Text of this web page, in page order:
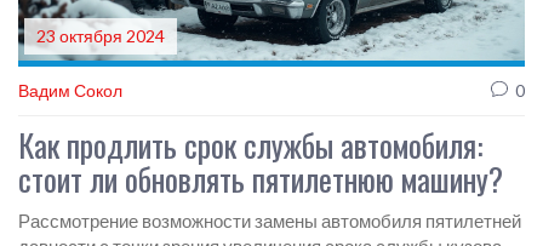
23 октября 2024
Вадим Сокол 0
Как продлить срок службы автомобиля:
стоит ли обновлять пятилетнюю машину?
Рассмотрение возможности замены автомобиля пятилетней